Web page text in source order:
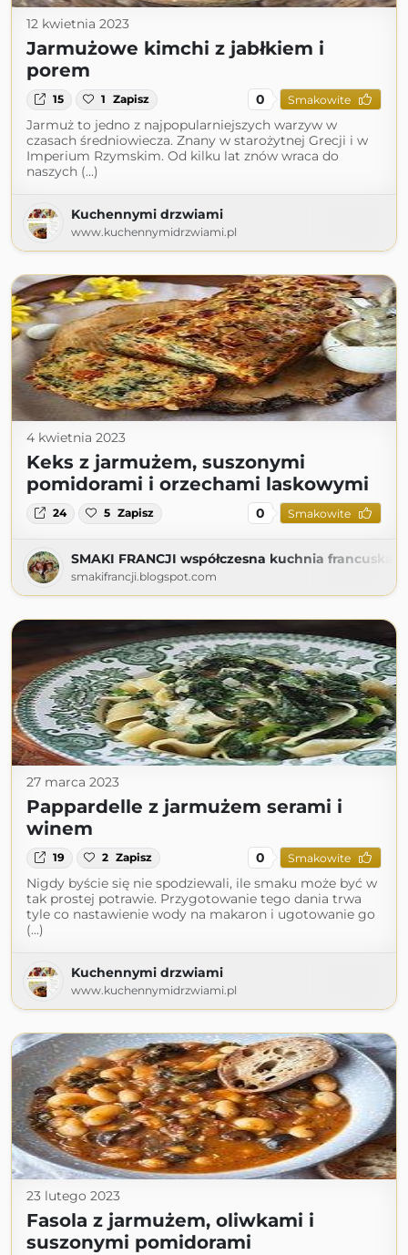
12 kwietnia 2023
Jarmużowe kimchi z jabłkiem i
porem
15 1 Zapisz 0 Smakowite
Jarmuż to jedno z najpopularniejszych warzyw w
czasach średniowiecza. Znany w starożytnej Grecji i w
Imperium Rzymskim. Od kilku lat znów wraca do
naszych (...)
Kuchennymi drzwiami
www.kuchennymidrzwiami.pl
4 kwietnia 2023
Keks z jarmużem, suszonymi
pomidorami i orzechami laskowymi
24 5 Zapisz 0 Smakowite
SMAKI FRANCJI współczesna kuchnia francuska
smakifrancji.blogspot.com
27 marca 2023
Pappardelle z jarmużem serami i
winem
19 2 Zapisz 0 Smakowite
Nigdy byście się nie spodziewali, ile smaku może być w
tak prostej potrawie. Przygotowanie tego dania trwa
tyle co nastawienie wody na makaron i ugotowanie go
(...)
Kuchennymi drzwiami
www.kuchennymidrzwiami.pl
23 lutego 2023
Fasola z jarmużem, oliwkami i
suszonymi pomidorami